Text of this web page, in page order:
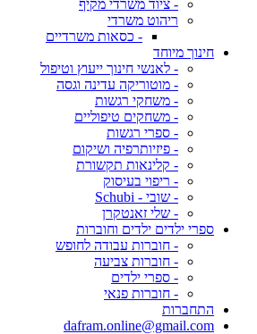
- ציוד משרדי מקיף
ריהוט משרדי
- כסאות משרדיים
חינוך מיוחד
- לאנשי חינוך ייעוץ וטיפול
- מוטוריקה עדינה וגסה
- משחקי רגשות
- משחקים טיפוליים
- ספרי רגשות
- פיזיותרפיה ושיקום
- קלינאות תקשורת
- ריפוי בעיסוק
- שובי - Schubi
- שלי זאנטקרן
ספרי ילדים ילדים וחוברות
- חוברות עבודה לחופש
- חוברות צביעה
- ספרי ילדים
- חוברות פנאי
התחברות
dafram.online@gmail.com